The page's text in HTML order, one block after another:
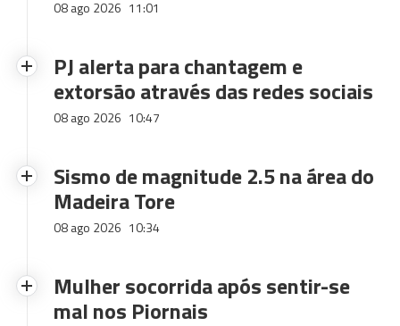
08 ago 2026 11:01
PJ alerta para chantagem e
extorsão através das redes sociais
08 ago 2026 10:47
Sismo de magnitude 2.5 na área do
Madeira Tore
08 ago 2026 10:34
Mulher socorrida após sentir-se
mal nos Piornais